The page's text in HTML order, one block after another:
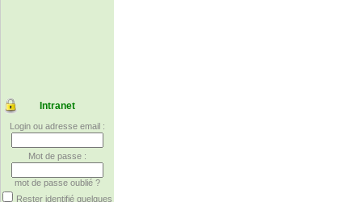
Intranet
Login ou adresse email :
Mot de passe :
mot de passe oublié ?
Rester identifié quelques